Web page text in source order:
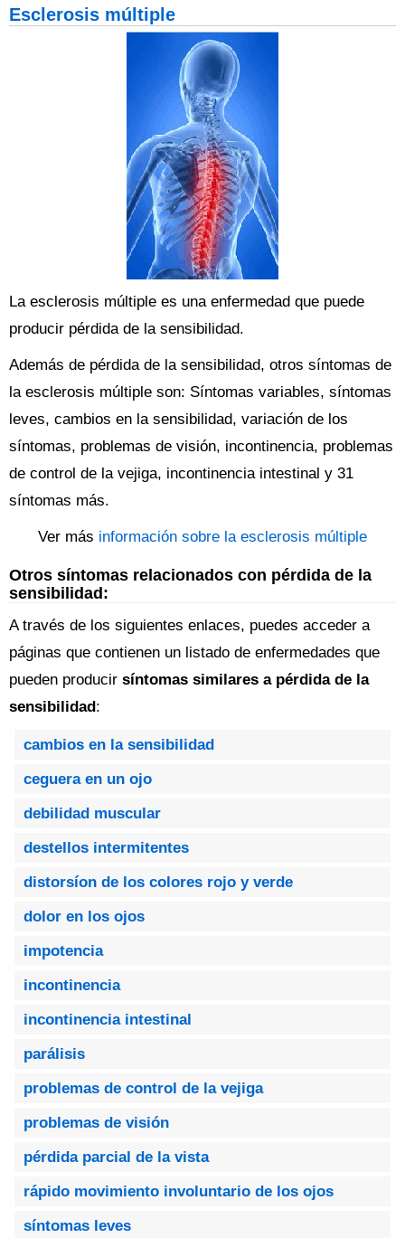
Esclerosis múltiple
La esclerosis múltiple es una enfermedad que puede
producir pérdida de la sensibilidad.
Además de pérdida de la sensibilidad, otros síntomas de
la esclerosis múltiple son: Síntomas variables, síntomas
leves, cambios en la sensibilidad, variación de los
síntomas, problemas de visión, incontinencia, problemas
de control de la vejiga, incontinencia intestinal y 31
síntomas más.
Ver más información sobre la esclerosis múltiple
Otros síntomas relacionados con pérdida de la
sensibilidad:
A través de los siguientes enlaces, puedes acceder a
páginas que contienen un listado de enfermedades que
pueden producir síntomas similares a pérdida de la
sensibilidad:
cambios en la sensibilidad
ceguera en un ojo
debilidad muscular
destellos intermitentes
distorsíon de los colores rojo y verde
dolor en los ojos
impotencia
incontinencia
incontinencia intestinal
parálisis
problemas de control de la vejiga
problemas de visión
pérdida parcial de la vista
rápido movimiento involuntario de los ojos
síntomas leves